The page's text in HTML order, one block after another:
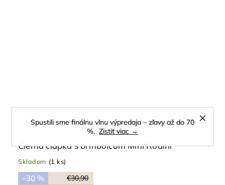
Spustili sme finálnu vlnu výpredaja – zľavy až do 70
%. Zistiť viac →
Čierna čiapka s brmbolcom Mini Rodini
Skladom (1 ks)
€30,90
–30 %